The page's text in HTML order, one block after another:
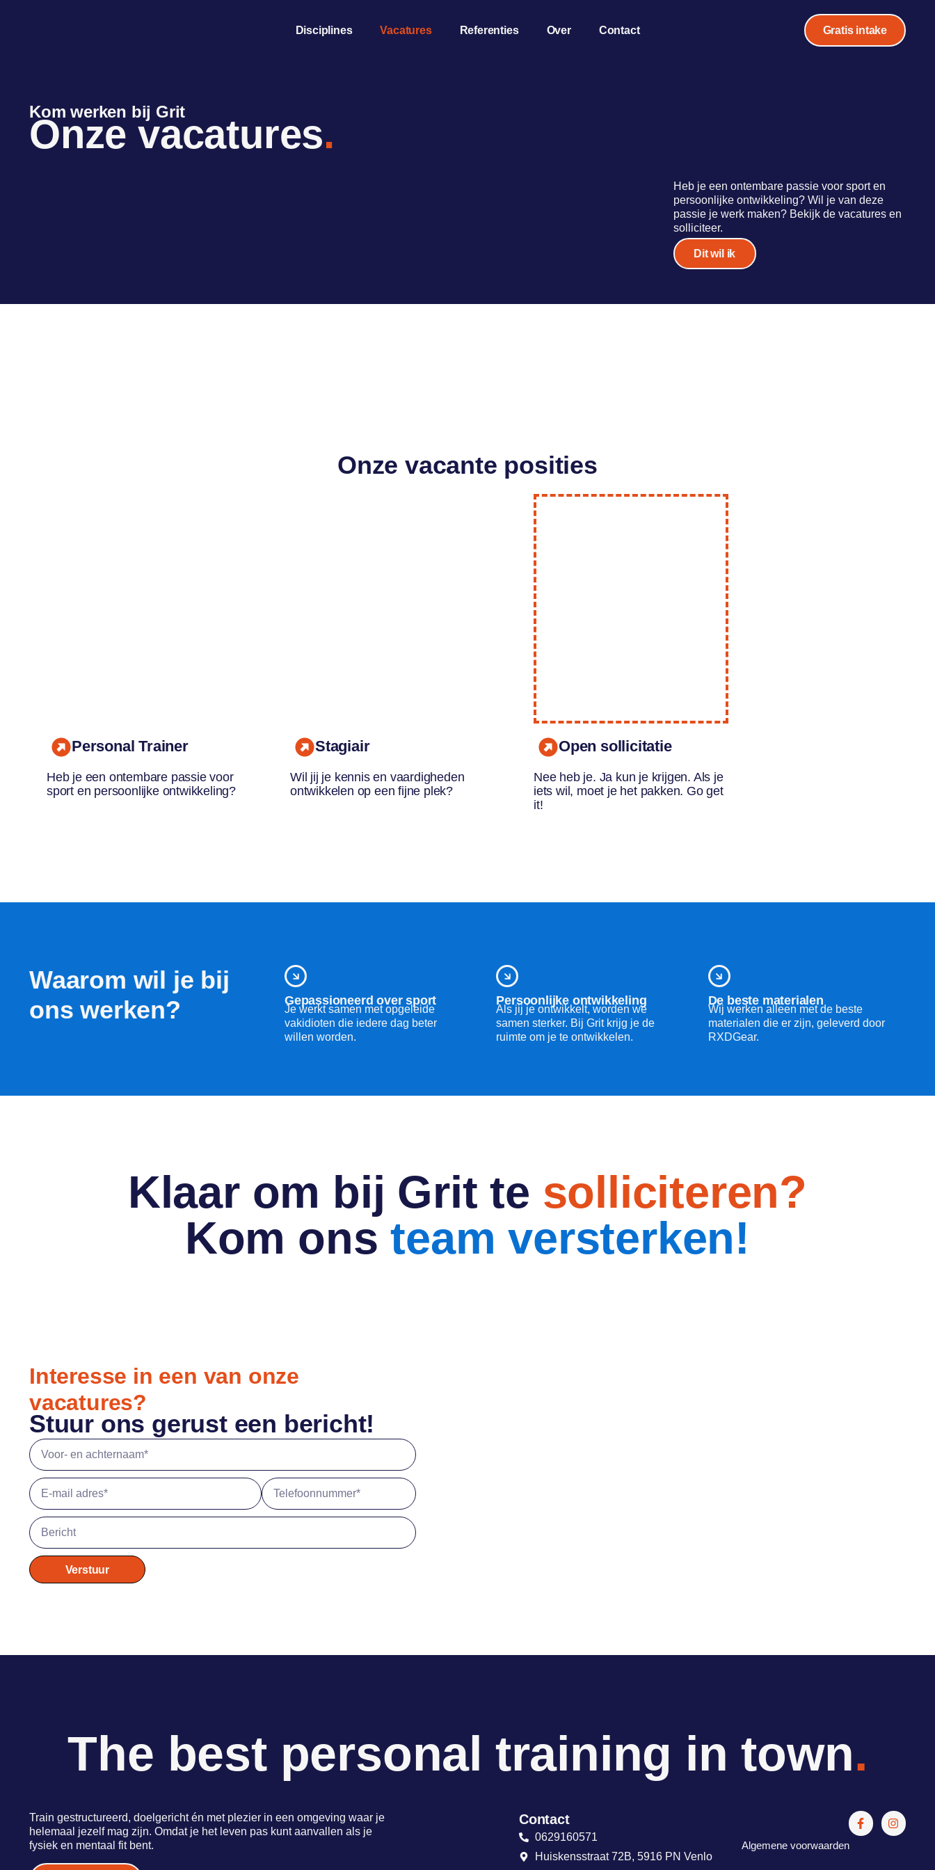
Disciplines Vacatures Referenties Over Contact Gratis intake
Kom werken bij Grit
Onze vacatures.
Dit wil ik
Heb je een ontembare passie voor sport en
persoonlijke ontwikkeling? Wil je van deze
passie je werk maken? Bekijk de vacatures en
solliciteer.
Onze vacante posities
Personal Trainer
Heb je een ontembare passie voor
sport en persoonlijke ontwikkeling?
Stagiair
Wil jij je kennis en vaardigheden
ontwikkelen op een fijne plek?
Open sollicitatie
Nee heb je. Ja kun je krijgen. Als je
iets wil, moet je het pakken. Go get
it!
Waarom wil je bij
ons werken?
Gepassioneerd over sport
Je werkt samen met opgeleide
vakidioten die iedere dag beter
willen worden.
Persoonlijke ontwikkeling
Als jij je ontwikkelt, worden we
samen sterker. Bij Grit krijg je de
ruimte om je te ontwikkelen.
De beste materialen
Wij werken alleen met de beste
materialen die er zijn, geleverd door
RXDGear.
Klaar om bij Grit te solliciteren?
Kom ons team versterken!
Interesse in een van onze
vacatures?
Stuur ons gerust een bericht!
Verstuur
The best personal training in town.
Train gestructureerd, doelgericht én met plezier in een omgeving waar je
helemaal jezelf mag zijn. Omdat je het leven pas kunt aanvallen als je
fysiek en mentaal fit bent.
Contact
0629160571
Huiskensstraat 72B, 5916 PN Venlo
Algemene voorwaarden